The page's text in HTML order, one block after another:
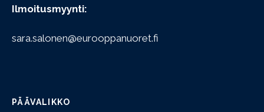
Ilmoitusmyynti:
sara.salonen@eurooppanuoret.fi
PÄÄVALIKKO